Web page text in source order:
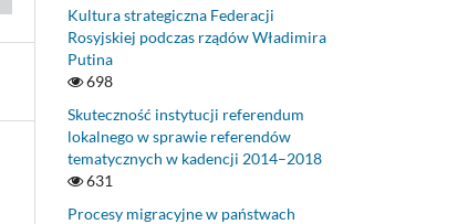
Kultura strategiczna Federacji
Rosyjskiej podczas rządów Władimira
Putina
698
Skuteczność instytucji referendum
lokalnego w sprawie referendów
tematycznych w kadencji 2014–2018
631
Procesy migracyjne w państwach